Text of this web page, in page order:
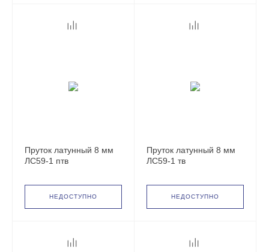
Пруток латунный 8 мм
ЛС59-1 птв
НЕДОСТУПНО
Пруток латунный 8 мм
ЛС59-1 тв
НЕДОСТУПНО